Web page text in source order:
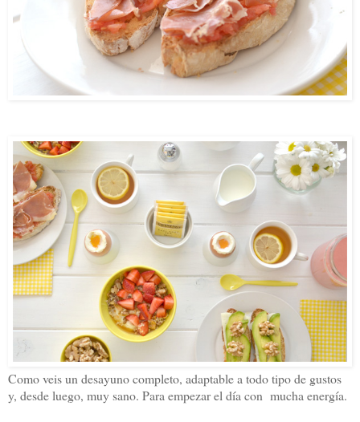
Como veis un desayuno completo, adaptable a todo tipo de gustos
y, desde luego, muy sano. Para empezar el día con mucha energía.